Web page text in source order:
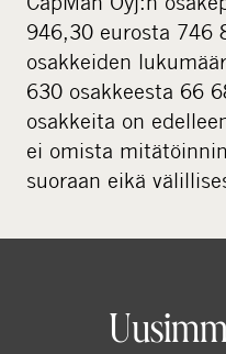
a
l
m
e
d
i
946,30 eurosta 746
osakkeiden
630 osakkeesta 66
osakkeita on
ei omista
suoraan eikä